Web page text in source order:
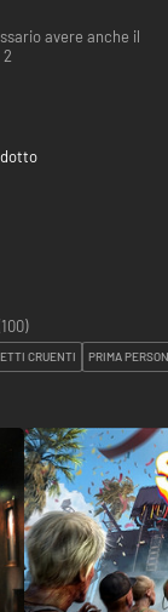
avere anche il
100)
CRUENTI PRIMA